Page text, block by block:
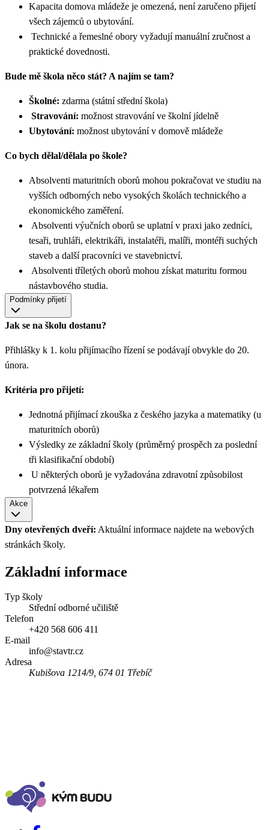
Kapacita domova mládeže je omezená, není zaručeno přijetí
všech zájemců o ubytování.
Technické a řemeslné obory vyžadují manuální zručnost a
praktické dovednosti.
Bude mě škola něco stát? A najím se tam?
Školné: zdarma (státní střední škola)
Stravování: možnost stravování ve školní jídelně
Ubytování: možnost ubytování v domově mládeže
Co bych dělal/dělala po škole?
Absolventi maturitních oborů mohou pokračovat ve studiu na
vyšších odborných nebo vysokých školách technického a
ekonomického zaměření.
Absolventi výučních oborů se uplatní v praxi jako zedníci,
tesaři, truhláři, elektrikáři, instalatéři, malíři, montéři suchých
staveb a další pracovníci ve stavebnictví.
Absolventi tříletých oborů mohou získat maturitu formou
nástavbového studia.
Podmínky přijetí
Jak se na školu dostanu?
Přihlášky k 1. kolu přijímacího řízení se podávají obvykle do 20.
února.
Kritéria pro přijetí:
Jednotná přijímací zkouška z českého jazyka a matematiky (u
maturitních oborů)
Výsledky ze základní školy (průměrný prospěch za poslední
tři klasifikační období)
U některých oborů je vyžadována zdravotní způsobilost
potvrzená lékařem
Akce
Dny otevřených dveří: Aktuální informace najdete na webových
stránkách školy.
Základní informace
Typ školy
Střední odborné učiliště
Telefon
+420 568 606 411
E-mail
info@stavtr.cz
Adresa
Kubišova 1214/9, 674 01 Třebíč